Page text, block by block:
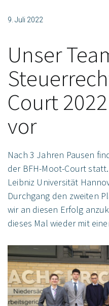
9. Juli 2022
Unser
Court
vor
Nach 3 Jahren Pausen
der BFH-Moot-Court
Leibniz Universität
Durchgang den zweiten
wir an diesen Erfolg
dieses Mal wieder mit